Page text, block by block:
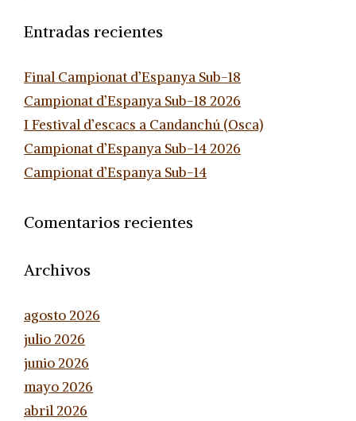
Entradas recientes
Final Campionat d’Espanya Sub-18
Campionat d’Espanya Sub-18 2026
I Festival d’escacs a Candanchú (Osca)
Campionat d’Espanya Sub-14 2026
Campionat d’Espanya Sub-14
Comentarios recientes
Archivos
agosto 2026
julio 2026
junio 2026
mayo 2026
abril 2026